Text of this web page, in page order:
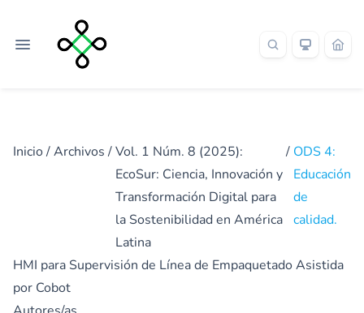
Inicio/Archivos /Vol. 1 Núm. 8 (2025):
EcoSur: Ciencia, Innovación y
Transformación Digital para
la Sostenibilidad en América
Latina
/ ODS 4:
Educación
de
calidad.
HMI para Supervisión de Línea de Empaquetado Asistida
por Cobot